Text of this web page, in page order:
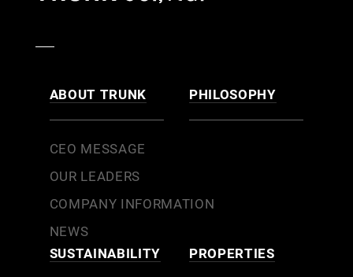
ABOUT TRUNK
CEO MESSAGE
OUR LEADERS
COMPANY INFORMATION
NEWS
PHILOSOPHY
SUSTAINABILITY PROPERTIES